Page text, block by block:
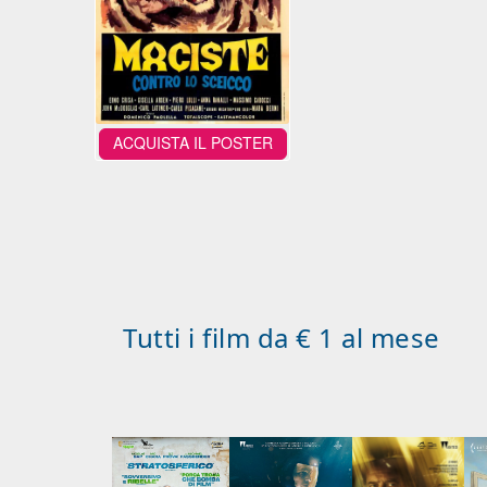
ACQUISTA IL POSTER
Tutti i film da € 1 al mese